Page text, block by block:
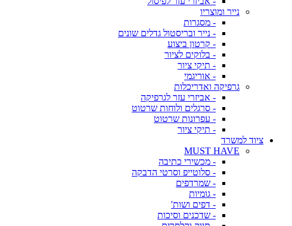
נייר ומוצריו
- מסגרות
- נייר ובריסטול גדלים שונים
- קרטון ביצוע
- בלוקים לציור
- תיקי ציור
- אוריגמי
גרפיקה ואדריכלות
- אביזרי עזר לגרפיקה
- סרגלים ולוחות שרטוט
- עפרונות שרטוט
- תיקי ציור
ציוד למשרד
MUST HAVE
- מכשירי כתיבה
- סלוטייפ וסרטי הדבקה
- שמרדפים
- גומיות
- דפים ושות'
- שדכנים וסיכות